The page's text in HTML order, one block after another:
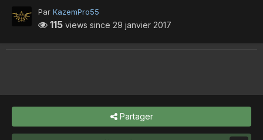
Par KazemPro55
115 views since 29 janvier 2017
Partager